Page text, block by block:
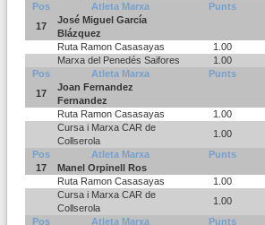
Pos
Atleta Marxa Punts
17
José Miguel García
Blázquez
Ruta Ramon Casasayas
1.00
Marxa del Penedés Saifores
1.00
Pos
Atleta Marxa Punts
17
Joan Fernandez
Fernandez
Ruta Ramon Casasayas
1.00
Cursa i Marxa CAR de
Collserola
1.00
Pos
Atleta Marxa Punts
17
Manel Orpinell Ros
Ruta Ramon Casasayas
1.00
Cursa i Marxa CAR de
Collserola
1.00
Pos
Atleta Marxa Punts